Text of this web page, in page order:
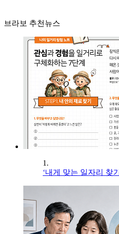
브라보 추천뉴스
1.
‘내게 맞는 일자리 찾